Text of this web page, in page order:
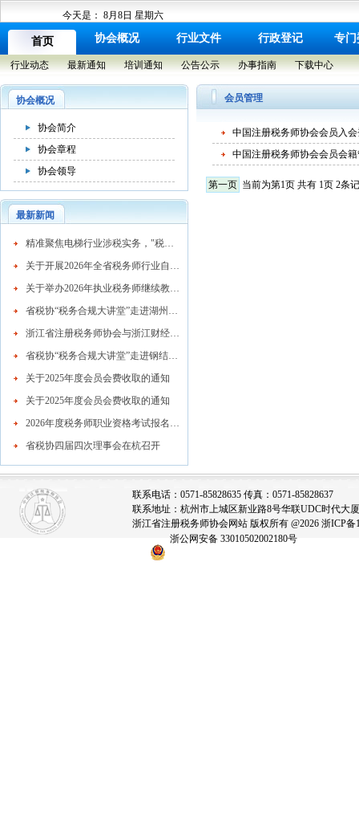
今天是： 8月8日 星期六
首页 协会概况 行业文件 行政登记 专门
行业动态 最新通知 培训通知 公告公示 办事指南 下载中心
协会概况
协会简介
协会章程
协会领导
最新新闻
​精准聚焦电梯行业涉税实务，"税务合规大讲堂"走进湖州市电梯行业协会
关于开展2026年全省税务师行业自律检查工作的通知
关于举办2026年执业税务师继续教育网络培训班的通知
省税协“税务合规大讲堂”走进湖州混凝土行业
浙江省注册税务师协会与浙江财经大学续签战略合作协议 共育高素质税务人才
省税协“税务合规大讲堂”走进钢结构行业协会精准赋能企业高质量发展
关于2025年度会员会费收取的通知
关于2025年度会员会费收取的通知
2026年度税务师职业资格考试报名公告
省税协四届四次理事会在杭召开
会员管理
中国注册税务师协会会员入
中国注册税务师协会会员会
第一页 当前为第1页 共有 1页 2条
联系电话：0571-85828635 传真：0571-85828637
联系地址：杭州市上城区新业路8号华联UDC时代大
浙江省注册税务师协会网站 版权所有 @2026 浙ICP备
浙公网安备 33010502002180号